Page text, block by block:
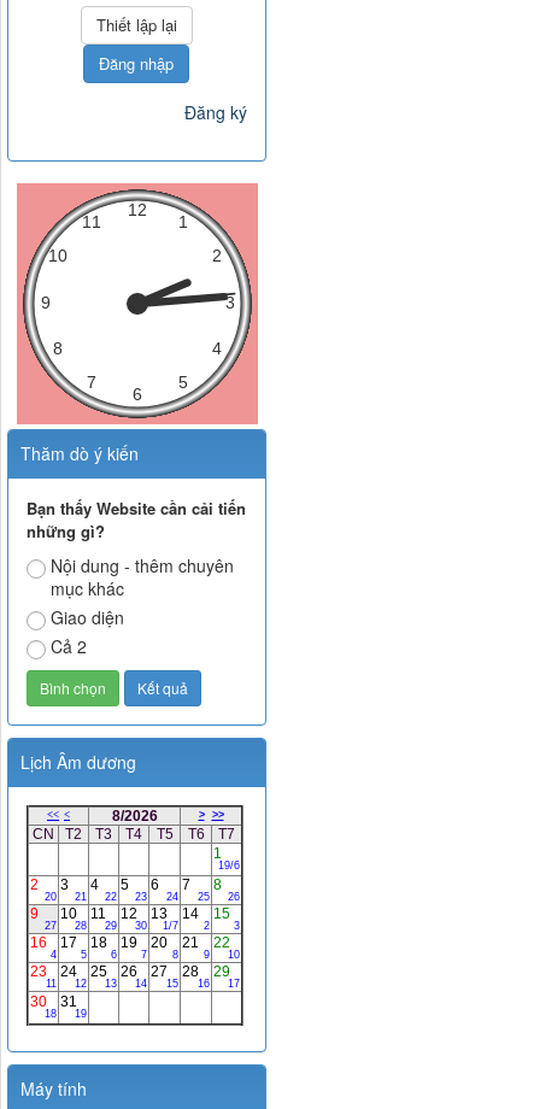
Đăng nhập
Đăng ký
Thăm dò ý kiến
Bạn thấy Website cần cải tiến
những gì?
Nội dung - thêm chuyên
mục khác
Giao diện
Cả 2
Lịch Âm dương
Máy tính